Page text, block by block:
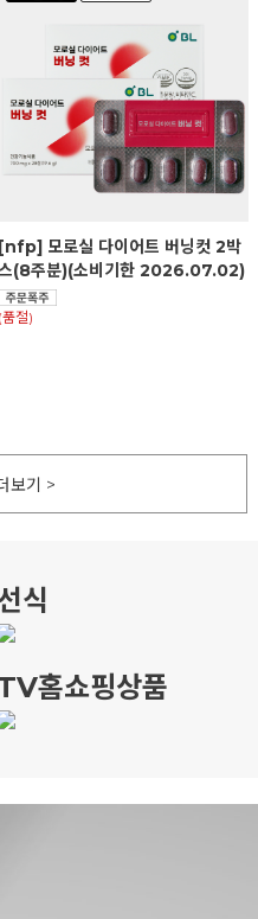
[nfp] 모로실 다이어트 버닝컷 2박
(8주분)(소비기한 2026.07.02)
(품절)
보기 >
식
홈쇼핑상품